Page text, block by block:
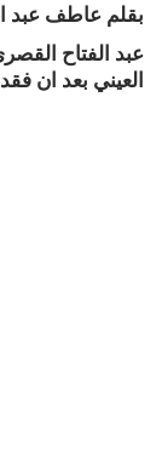
بقلم عاطف عبد
عبد الفتاح
العيني بعد ان